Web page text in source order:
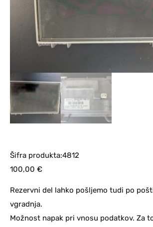
Šifra produkta:4812
100,00 €
Rezervni del lahko pošljemo tudi po
vgradnja.
Možnost napak pri vnosu podatkov. Za